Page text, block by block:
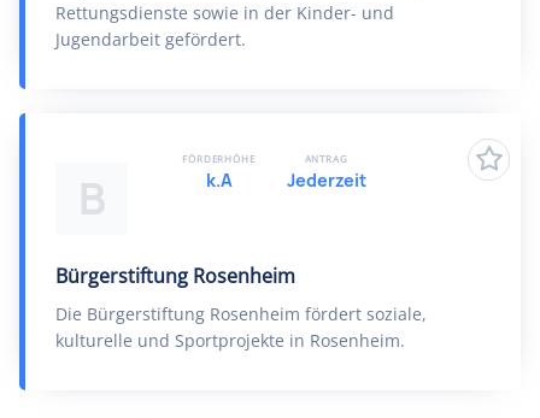
Rettungsdienste sowie in der Kinder- und
Jugendarbeit gefördert.
B
Bürgerstiftung Rosenheim
Die Bürgerstiftung Rosenheim fördert soziale,
kulturelle und Sportprojekte in Rosenheim.
FÖRDERHÖHE
k.A
ANTRAG
Jederzeit